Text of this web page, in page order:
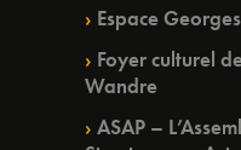
Espace
Foyer culturel
Wandre
ASAP –